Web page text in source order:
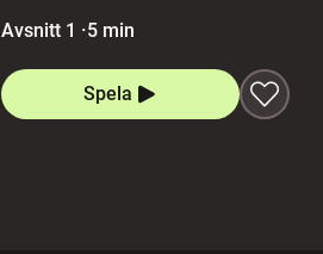
Avsnitt 1 ·5 min
Spela